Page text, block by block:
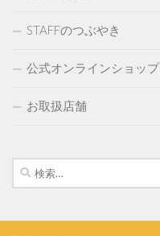
STAFFのつぶやき
公式オンラインショップ
お取扱店舗
検
索: